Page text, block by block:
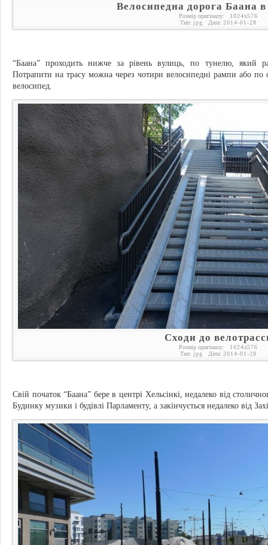
Велосипедна дорога Баана в
Розмір оригіналу: 1024x576
Тип: jpg Дата: 2014-01-28
“Баана” проходить нижче за рівень вулиць, по тунелю, який
Потрапити на трасу можна через чотири велосипедні рампи або по
велосипед.
Сходи до
Розмір оригіналу: 1024x576
Тип: jpg Дата: 2014-01-28
Свій початок “Баана” бере в центрі Хельсінкі, недалеко від
Будинку музики і будівлі Парламенту, а закінчується недалеко від